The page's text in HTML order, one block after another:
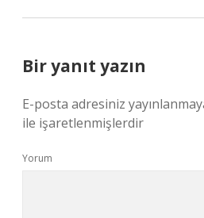
Bir yanıt yazın
E-posta adresiniz
ile işaretlenmişlerdir
Yorum